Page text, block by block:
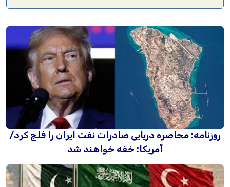
روزنامه: محاصره دریایی صادرات نفت ایران را فلج کرد/
آمریکا: خفه خواهند شد